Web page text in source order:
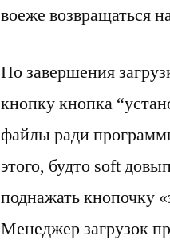
воеже возвращаться
По завершения
кнопку кнопка
файлы ради
этого, будто soft
поднажать кнопочку
Менеджер загрузок